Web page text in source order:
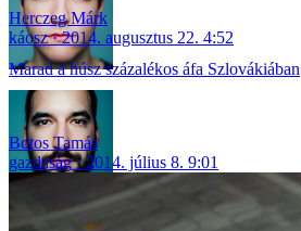
Herczeg Márk
káosz
2014. augusztus 22. 4:52
Marad a húsz százalékos áfa Szlovákiában
Botos Tamás
gazdaság
2014. július 8. 9:01